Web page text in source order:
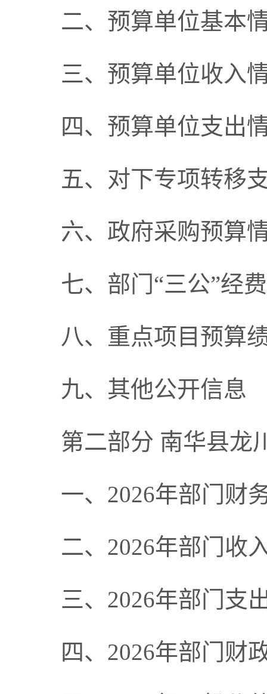
二、预算单位基本
三、预算单位收入
四、 预算单位支出
五、 对下专项转移
六、政府采购预算
七、部门“三公”经
八、重点项目预算
九、其他公开信息
第二部分 南华县龙
一、 2026年部门 财
二、 2026年部门收
三、 2026年部门支
四、 2026年部门 财